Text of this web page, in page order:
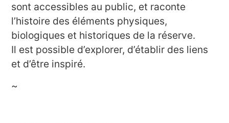
sont accessibles au public, et raconte
l’histoire des éléments physiques,
biologiques et historiques de la réserve.
Il est possible d’explorer, d’établir des liens
et d’être inspiré.
~